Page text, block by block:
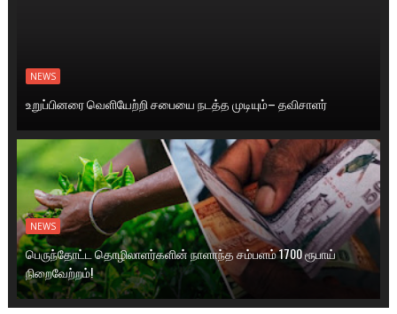
NEWS
உறுப்பினரை வெளியேற்றி சபையை நடத்த முடியும்– தவிசாளர்
NEWS
பெருந்தோட்ட தொழிலாளர்களின் நாளாந்த சம்பளம் 1700 ரூபாய்
நிறைவேற்றம்!